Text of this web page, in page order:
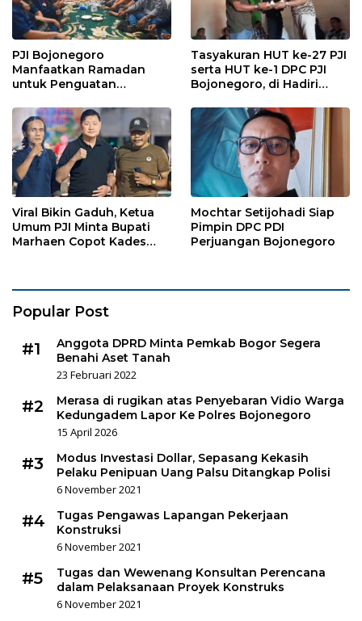
PJI Bojonegoro
Manfaatkan Ramadan
untuk Penguatan
Kebersamaan
Tasyakuran HUT ke-27 PJI
serta HUT ke-1 DPC PJI
Bojonegoro, di Hadiri
Viral Bikin Gaduh, Ketua
Umum PJI Minta Bupati
Marhaen Copot Kades
Mochtar Setijohadi Siap
Pimpin DPC PDI
Perjuangan Bojonegoro
Popular Post
#1
Anggota DPRD Minta Pemkab Bogor Segera
Benahi Aset Tanah
23 Februari 2022
#2
Merasa di rugikan atas Penyebaran Vidio Warga
Kedungadem Lapor Ke Polres Bojonegoro
15 April 2026
#3
Modus Investasi Dollar, Sepasang Kekasih
Pelaku Penipuan Uang Palsu Ditangkap Polisi
6 November 2021
#4
Tugas Pengawas Lapangan Pekerjaan
Konstruksi
6 November 2021
#5
Tugas dan Wewenang Konsultan Perencana
dalam Pelaksanaan Proyek Konstruks
6 November 2021